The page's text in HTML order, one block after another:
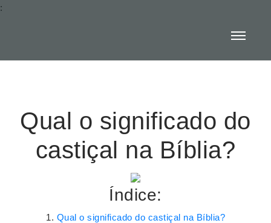
:
Qual o significado do
castiçal na Bíblia?
Índice:
Qual o significado do castiçal na Bíblia?